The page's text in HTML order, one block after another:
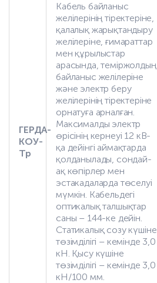
ГЕРДА-
КОУ-
Тр
Кабель байланыс
желілерінің тіректеріне,
қалалық жарықтандыру
желілеріне, ғимараттар
мен құрылыстар
арасында, теміржолдың
байланыс желілеріне
және электр беру
желілерінің тіректеріне
орнатуға арналған.
Максималды электр
өрісінің кернеуі 12 кВ-
қа дейінгі аймақтарда
қолданылады, сондай-
ақ көпірлер мен
эстакадаларда төселуі
мүмкін. Кабельдегі
оптикалық талшықтар
саны – 144-ке дейін.
Статикалық созу күшіне
төзімділігі – кемінде 3,0
кН. Қысу күшіне
төзімділігі – кемінде 3,0
кН/100 мм.